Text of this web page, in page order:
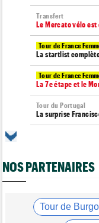
Transfert
Le Mercato vélo
Tour de France
La startlist
Tour de France
La 7e étape et le
Tour du Portugal
La surprise
Tour de France
Tour de France
Kim Le Court
NOS PARTENAIRES
Tour de